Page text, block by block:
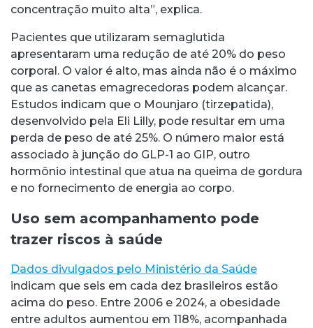
concentração muito alta”, explica.
Pacientes que utilizaram semaglutida
apresentaram uma redução de até 20% do peso
corporal. O valor é alto, mas ainda não é o máximo
que as canetas emagrecedoras podem alcançar.
Estudos indicam que o Mounjaro (tirzepatida),
desenvolvido pela Eli Lilly, pode resultar em uma
perda de peso de até 25%. O número maior está
associado à junção do GLP-1 ao GIP, outro
hormônio intestinal que atua na queima de gordura
e no fornecimento de energia ao corpo.
Uso sem acompanhamento pode
trazer riscos à saúde
Dados divulgados pelo Ministério da Saúde
indicam que seis em cada dez brasileiros estão
acima do peso. Entre 2006 e 2024, a obesidade
entre adultos aumentou em 118%, acompanhada